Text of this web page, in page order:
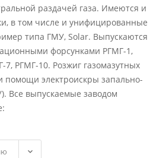
раздачей газа. Имеются и
в том числе и унифицированные
типа ГМУ, Solar. Выпускаются
форсунками РГМГ-1,
РГМГ-10. Розжиг газомазутных
помощи электроискры запально-
Все выпускаемые заводом